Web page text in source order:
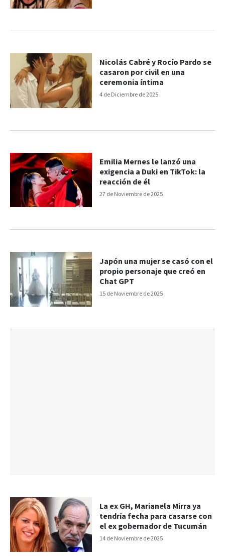
4 de Diciembre de 2025
Nicolás Cabré y Rocío Pardo se
casaron por civil en una
ceremonia íntima
27 de Noviembre de 2025
Emilia Mernes le lanzó una
exigencia a Duki en TikTok: la
reacción de él
15 de Noviembre de 2025
Japón una mujer se casó con el
propio personaje que creó en
Chat GPT
14 de Noviembre de 2025
La ex GH, Marianela Mirra ya
tendría fecha para casarse con
el ex gobernador de Tucumán